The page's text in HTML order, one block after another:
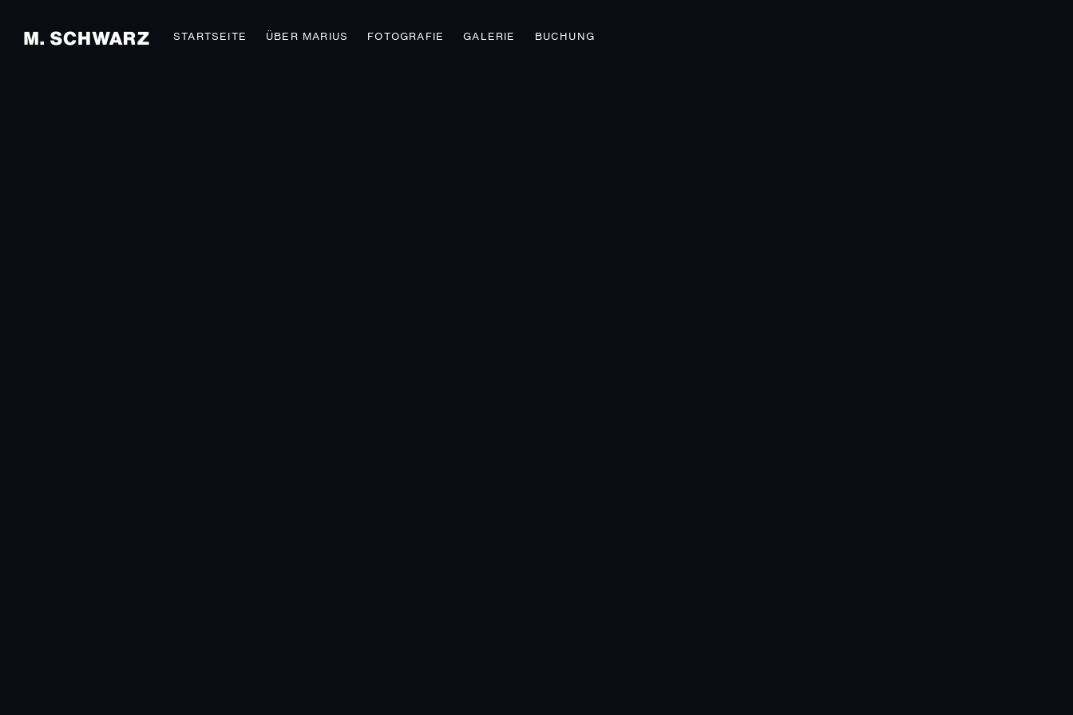
STARTSEITE ÜBER MARIUS FOTOGRAFIE GALERIE BUCHUNG